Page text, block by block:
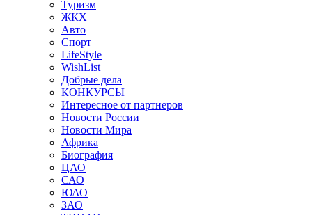
Туризм
ЖКХ
Авто
Спорт
LifeStyle
WishList
Добрые дела
КОНКУРСЫ
Интересное от партнеров
Новости России
Новости Мира
Африка
Биография
ЦАО
САО
ЮАО
ЗАО